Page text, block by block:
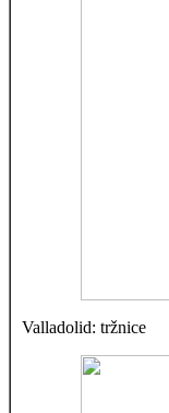
Valladolid: tržnice